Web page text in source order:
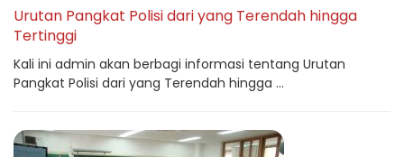
Urutan Pangkat Polisi dari yang Terendah hingga
Tertinggi
Kali ini admin akan berbagi informasi tentang Urutan
Pangkat Polisi dari yang Terendah hingga ...